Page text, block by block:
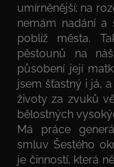
umírněnější; na
nemám nadání
poblíž města.
pěstounů na
působení její
jsem šťastný i já,
životy za zvuků
bělostných
Má práce
smluv Šestého
je činností, která